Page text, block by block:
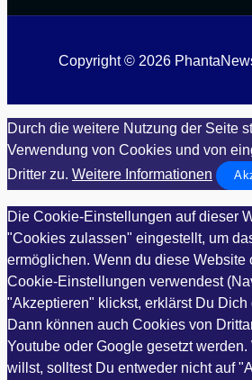
Copyright © 2026
Durch die weitere Nutzung der Seite
Verwendung von Cookies und von
Dritter zu. Weitere Informationen
Die Cookie-Einstellungen auf dieser
"Cookies zulassen" eingestellt, um
ermöglichen. Wenn du diese Website
Cookie-Einstellungen verwendest
"Akzeptieren" klickst, erklärst Du Dich
Dann können auch Cookies von
Youtube oder Google gesetzt
willst, solltest Du entweder nicht auf